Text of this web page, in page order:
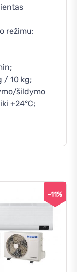
režimu:
/ 10 kg;
šildymo
+24°C;
-11%